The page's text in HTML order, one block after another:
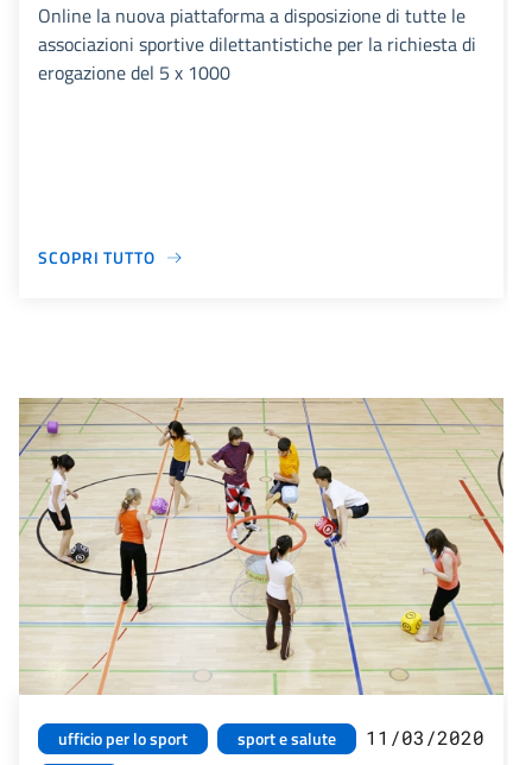
Online la nuova piattaforma a disposizione di tutte le
associazioni sportive dilettantistiche per la richiesta di
erogazione del 5 x 1000
SCOPRI TUTTO
ufficio per lo sport
sport e salute
11/03/2020